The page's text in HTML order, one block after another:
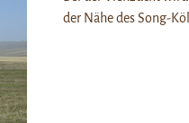
der Nähe des Song-